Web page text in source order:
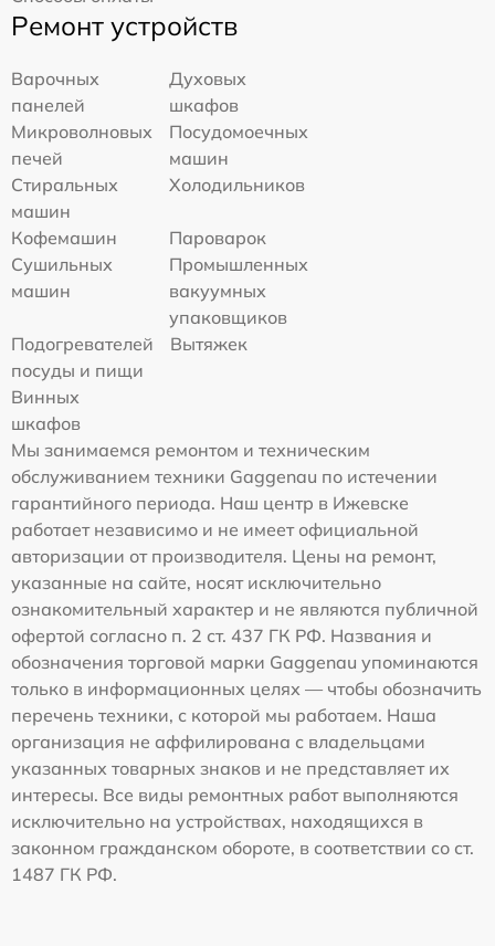
Ремонт устройств
Варочных
панелей
Духовых
шкафов
Микроволновых
печей
Посудомоечных
машин
Стиральных
машин
Холодильников
Кофемашин
Пароварок
Сушильных
машин
Промышленных
вакуумных
упаковщиков
Подогревателей
посуды и пищи
Вытяжек
Винных
шкафов
Мы занимаемся ремонтом и техническим
обслуживанием техники Gaggenau по истечении
гарантийного периода. Наш центр в Ижевске
работает независимо и не имеет официальной
авторизации от производителя. Цены на ремонт,
указанные на сайте, носят исключительно
ознакомительный характер и не являются публичной
офертой согласно п. 2 ст. 437 ГК РФ. Названия и
обозначения торговой марки Gaggenau упоминаются
только в информационных целях — чтобы обозначить
перечень техники, с которой мы работаем. Наша
организация не аффилирована с владельцами
указанных товарных знаков и не представляет их
интересы. Все виды ремонтных работ выполняются
исключительно на устройствах, находящихся в
законном гражданском обороте, в соответствии со ст.
1487 ГК РФ.